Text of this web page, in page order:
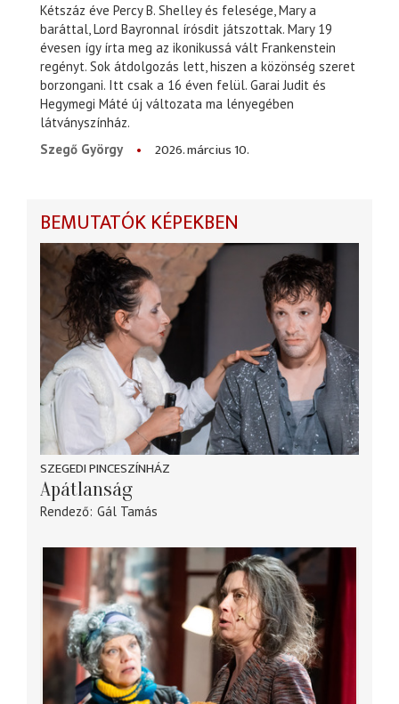
Kétszáz éve Percy B. Shelley és felesége, Mary a
baráttal, Lord Bayronnal írósdit játszottak. Mary 19
évesen így írta meg az ikonikussá vált Frankenstein
regényt. Sok átdolgozás lett, hiszen a közönség szeret
borzongani. Itt csak a 16 éven felül. Garai Judit és
Hegymegi Máté új változata ma lényegében
látványszínház.
Szegő György
2026. március 10.
BEMUTATÓK KÉPEKBEN
SZEGEDI PINCESZÍNHÁZ
Apátlanság
Rendező Gál Tamás